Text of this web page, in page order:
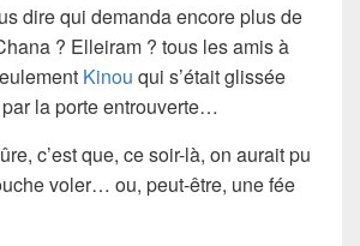
dire qui demanda encore plus de
? Elleiram ? tous les amis à
Kinou qui s’était glissée
la porte entrouverte…
c’est que, ce soir-là, on aurait pu
voler… ou, peut-être, une fée